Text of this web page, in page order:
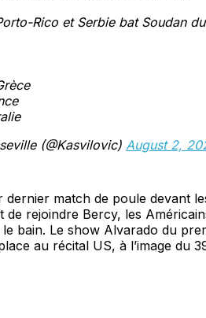
Rico et Serbie bat Soudan
(@Kasvilovic) August 2,
dernier match de poule devant
rejoindre Bercy, les
bain. Le show Alvarado du
au récital US, à l’image du